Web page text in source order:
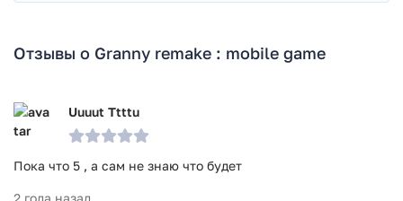
Отзывы о Granny remake : mobile game
Uuuut Ttttu
Пока что 5 , а сам не знаю что будет